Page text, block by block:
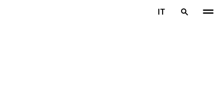
IT